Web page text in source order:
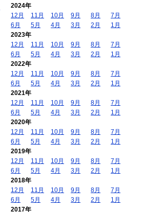
2024年
12月
11月 10月 9月 8月
7月
6月
5月 4月 3月 2月
1月
2023年
12月
11月 10月 9月 8月
7月
6月
5月 4月 3月 2月
1月
2022年
12月
11月 10月 9月 8月
7月
6月
5月 4月 3月 2月
1月
2021年
12月
11月 10月 9月 8月
7月
6月
5月 4月 3月 2月
1月
2020年
12月
11月 10月 9月 8月
7月
6月
5月 4月 3月 2月
1月
2019年
12月
11月 10月 9月 8月
7月
6月
5月 4月 3月 2月
1月
2018年
12月
11月 10月 9月 8月
7月
6月
5月 4月 3月 2月
1月
2017年